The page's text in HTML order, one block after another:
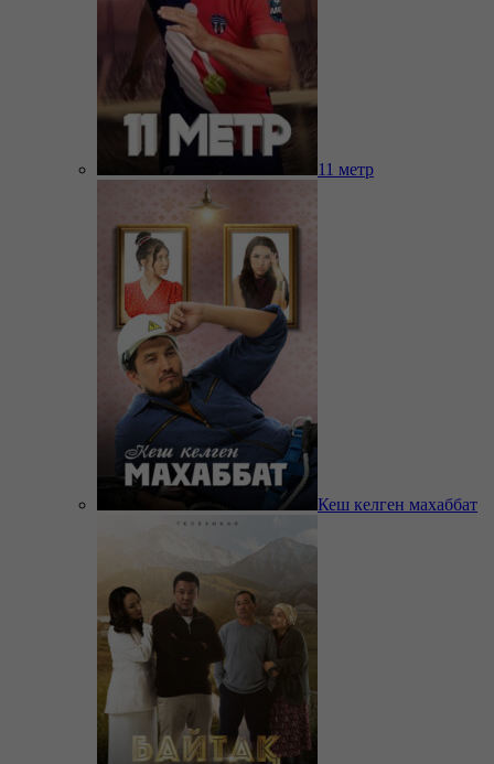
11 метр
Кеш келген махаббат